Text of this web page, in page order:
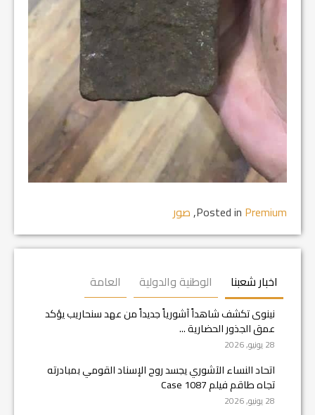
Posted in Premium
,صور
اخبار شعبنا الوطنية والدولية العامة
نينوى تكشف شاهداً آشورياً جديداً من عهد سنحاريب يؤكد
عمق الجذور الحضارية ...
28 يونيو, 2026
اتحاد النساء الآشوري يجسد روح الإسناد القومي بمبادرته
تجاه طاقم فيلم Case 1087
28 يونيو, 2026